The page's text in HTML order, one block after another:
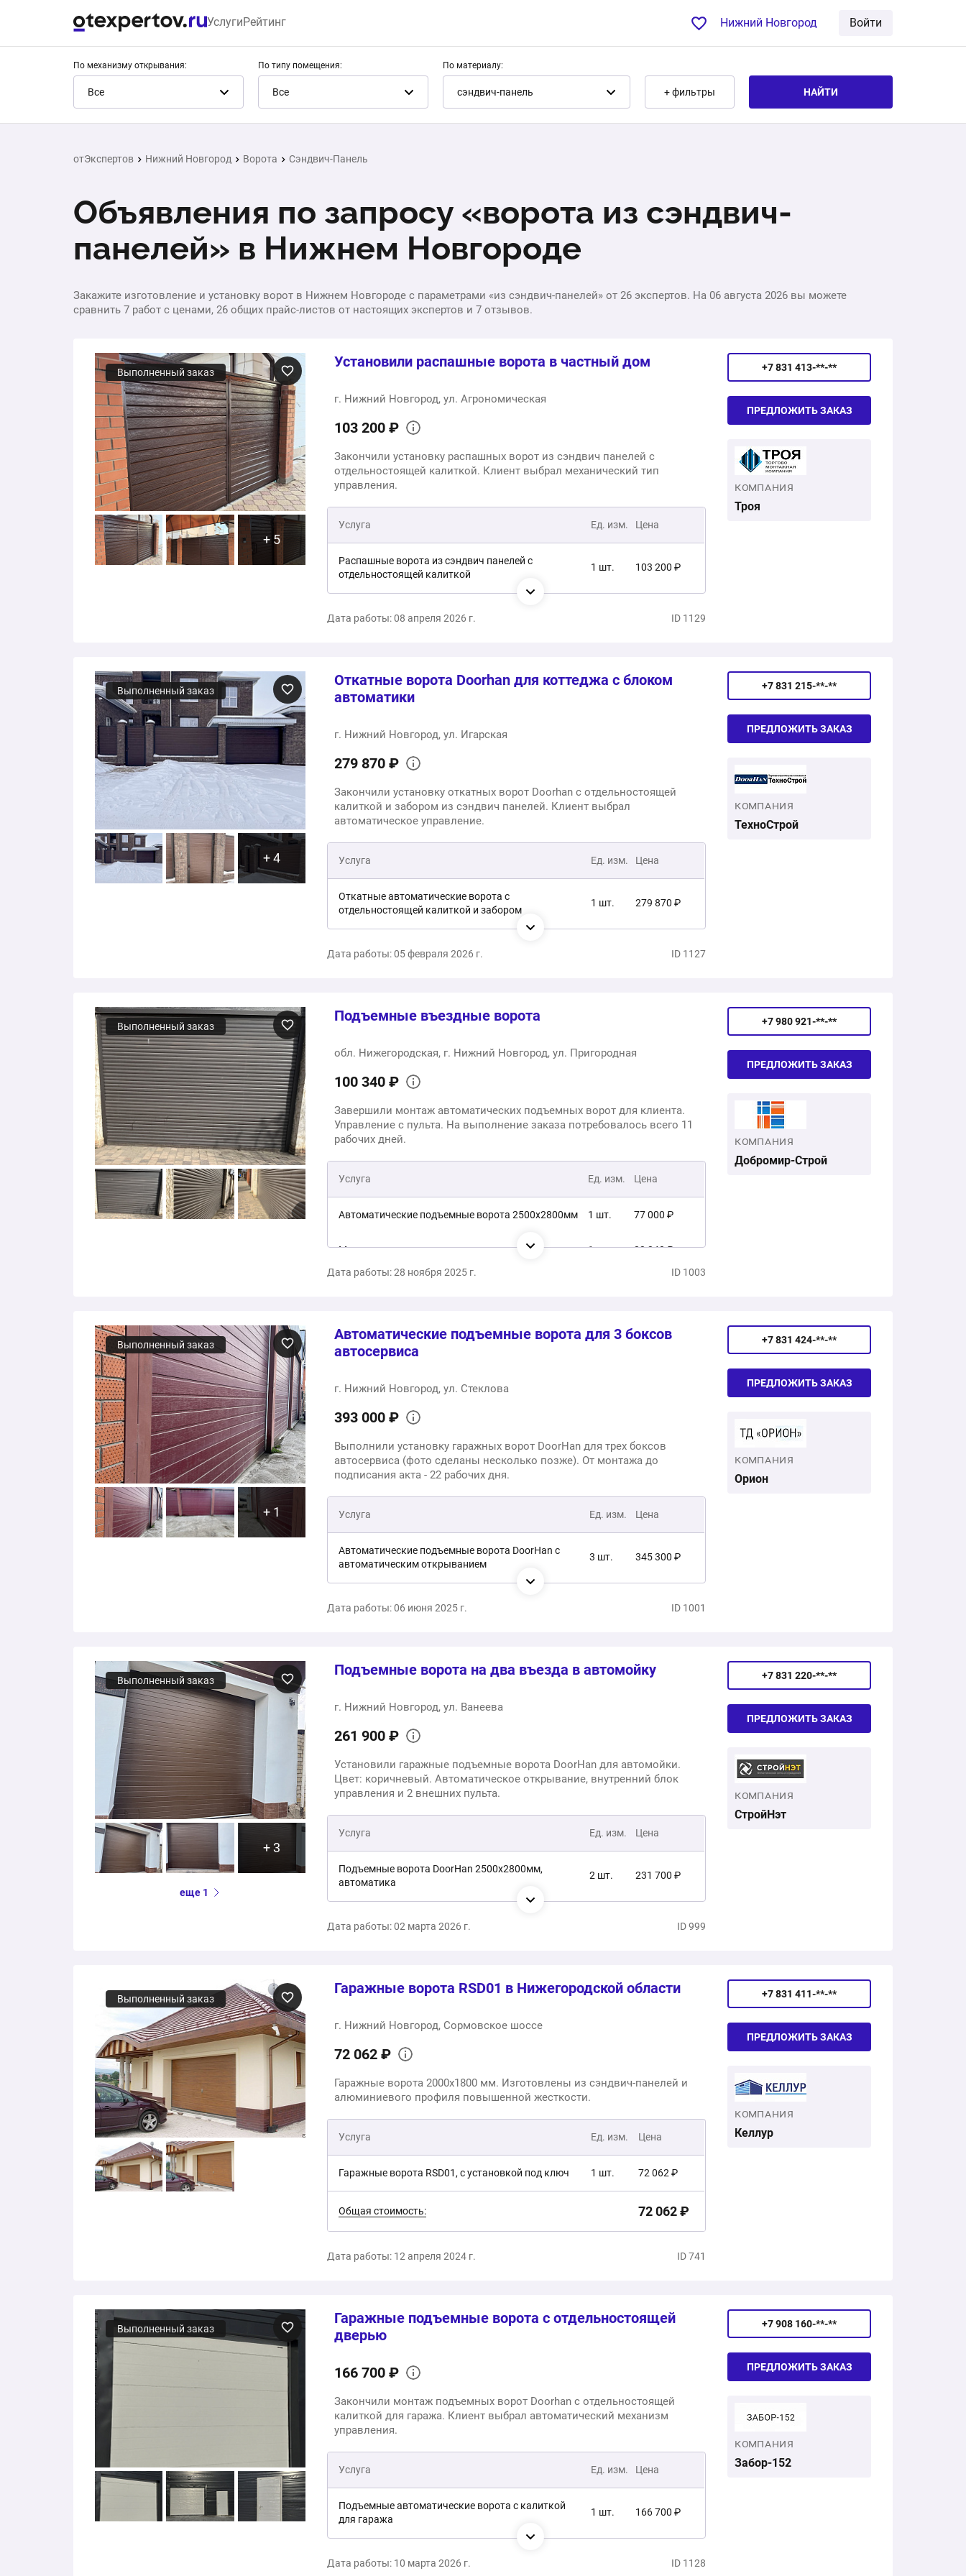
УслугиРейтинг Нижний Новгород Войти
По механизму открывания:
Все
По типу помещения:
Все
По материалу:
сэндвич-панель + фильтры НАЙТИ
отЭкспертов Нижний Новгород Ворота Сэндвич-Панель
Объявления по запросу «ворота из сэндвич-
панелей» в Нижнем Новгороде
Закажите изготовление и установку ворот в Нижнем Новгороде с параметрами «из сэндвич-панелей» от 26 экспертов. На 06 августа 2026 вы можете
сравнить 7 работ с ценами, 26 общих прайс-листов от настоящих экспертов и 7 отзывов.
Выполненный заказ
+ 5
Установили распашные ворота в частный дом
г. Нижний Новгород, ул. Агрономическая
103 200 ₽
Закончили установку распашных ворот из сэндвич панелей с
отдельностоящей калиткой. Клиент выбрал механический тип
управления.
Услуга Ед. изм. Цена
Распашные ворота из сэндвич панелей с
отдельностоящей калиткой
1 шт. 103 200 ₽
Дата работы: 08 апреля 2026 г. ID 1129
+7 831 413-**-**
ПРЕДЛОЖИТЬ ЗАКАЗ
КОМПАНИЯ
Троя
Выполненный заказ
+ 4
Откатные ворота Doorhan для коттеджа с блоком
автоматики
г. Нижний Новгород, ул. Игарская
279 870 ₽
Закончили установку откатных ворот Doorhan с отдельностоящей
калиткой и забором из сэндвич панелей. Клиент выбрал
автоматическое управление.
Услуга Ед. изм. Цена
Откатные автоматические ворота с
отдельностоящей калиткой и забором
1 шт. 279 870 ₽
Дата работы: 05 февраля 2026 г. ID 1127
+7 831 215-**-**
ПРЕДЛОЖИТЬ ЗАКАЗ
КОМПАНИЯ
ТехноСтрой
Выполненный заказ
Подъемные въездные ворота
обл. Нижегородская, г. Нижний Новгород, ул. Пригородная
100 340 ₽
Завершили монтаж автоматических подъемных ворот для клиента.
Управление с пульта. На выполнение заказа потребовалось всего 11
рабочих дней.
Услуга Ед. изм. Цена
Автоматические подъемные ворота 2500х2800мм 1 шт. 77 000 ₽
Монтаж под ключ 1 услуга 23 340 ₽
Дата работы: 28 ноября 2025 г. ID 1003
+7 980 921-**-**
ПРЕДЛОЖИТЬ ЗАКАЗ
КОМПАНИЯ
Добромир-Строй
Выполненный заказ
+ 1
Автоматические подъемные ворота для 3 боксов
автосервиса
г. Нижний Новгород, ул. Стеклова
393 000 ₽
Выполнили установку гаражных ворот DoorHan для трех боксов
автосервиса (фото сделаны несколько позже). От монтажа до
подписания акта - 22 рабочих дня.
Услуга Ед. изм. Цена
Автоматические подъемные ворота DoorHan с
автоматическим открыванием
3 шт. 345 300 ₽
Дата работы: 06 июня 2025 г. ID 1001
+7 831 424-**-**
ПРЕДЛОЖИТЬ ЗАКАЗ
КОМПАНИЯ
Орион
Выполненный заказ
+ 3
еще 1
Подъемные ворота на два въезда в автомойку
г. Нижний Новгород, ул. Ванеева
261 900 ₽
Установили гаражные подъемные ворота DoorHan для автомойки.
Цвет: коричневый. Автоматическое открывание, внутренний блок
управления и 2 внешних пульта.
Услуга Ед. изм. Цена
Подъемные ворота DoorHan 2500х2800мм,
автоматика
2 шт. 231 700 ₽
Дата работы: 02 марта 2026 г. ID 999
+7 831 220-**-**
ПРЕДЛОЖИТЬ ЗАКАЗ
КОМПАНИЯ
СтройНэт
Выполненный заказ
Гаражные ворота RSD01 в Нижегородской области
г. Нижний Новгород, Сормовское шоссе
72 062 ₽
Гаражные ворота 2000х1800 мм. Изготовлены из сэндвич-панелей и
алюминиевого профиля повышенной жесткости.
Услуга Ед. изм. Цена
Гаражные ворота RSD01, с установкой под ключ 1 шт. 72 062 ₽
Общая стоимость: 72 062 ₽
Дата работы: 12 апреля 2024 г. ID 741
+7 831 411-**-**
ПРЕДЛОЖИТЬ ЗАКАЗ
КОМПАНИЯ
Келлур
Выполненный заказ
Гаражные подъемные ворота с отдельностоящей
дверью
166 700 ₽
Закончили монтаж подъемных ворот Doorhan с отдельностоящей
калиткой для гаража. Клиент выбрал автоматический механизм
управления.
Услуга Ед. изм. Цена
Подъемные автоматические ворота с калиткой
для гаража
1 шт. 166 700 ₽
Дата работы: 10 марта 2026 г. ID 1128
+7 908 160-**-**
ПРЕДЛОЖИТЬ ЗАКАЗ
КОМПАНИЯ
Забор-152